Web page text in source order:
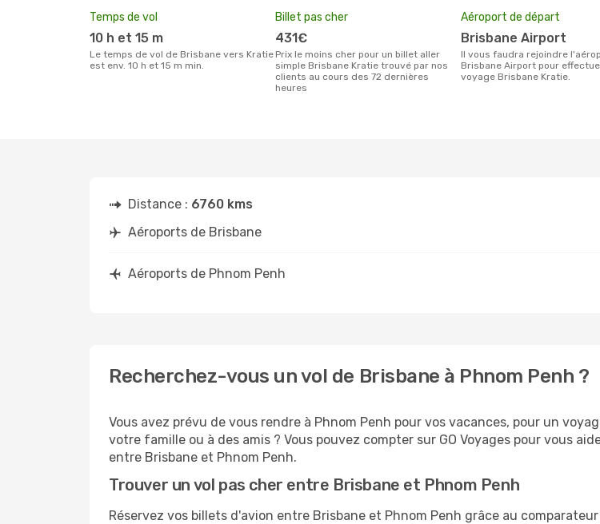
Temps de vol
10 h et 15 m
Le temps de vol de Brisbane vers Kratie
est env. 10 h et 15 m min.
Billet pas cher
431€
Prix le moins cher pour un billet aller
simple Brisbane Kratie trouvé par nos
clients au cours des 72 dernières
heures
Aéroport de départ
Brisbane Airport
Il vous faudra rejoindre l'aéroport
Brisbane Airport pour
voyage Brisbane Kratie.
Distance : 6760 kms
Aéroports de Brisbane
Aéroports de Phnom Penh
Recherchez-vous un vol de Brisbane à Phnom Penh ?
Vous avez prévu de vous rendre à Phnom Penh pour vos vacances, pour un
votre famille ou à des amis ? Vous pouvez compter sur GO Voyages pour vous
entre Brisbane et Phnom Penh.
Trouver un vol pas cher entre Brisbane et Phnom Penh
Réservez vos billets d'avion entre Brisbane et Phnom Penh grâce au